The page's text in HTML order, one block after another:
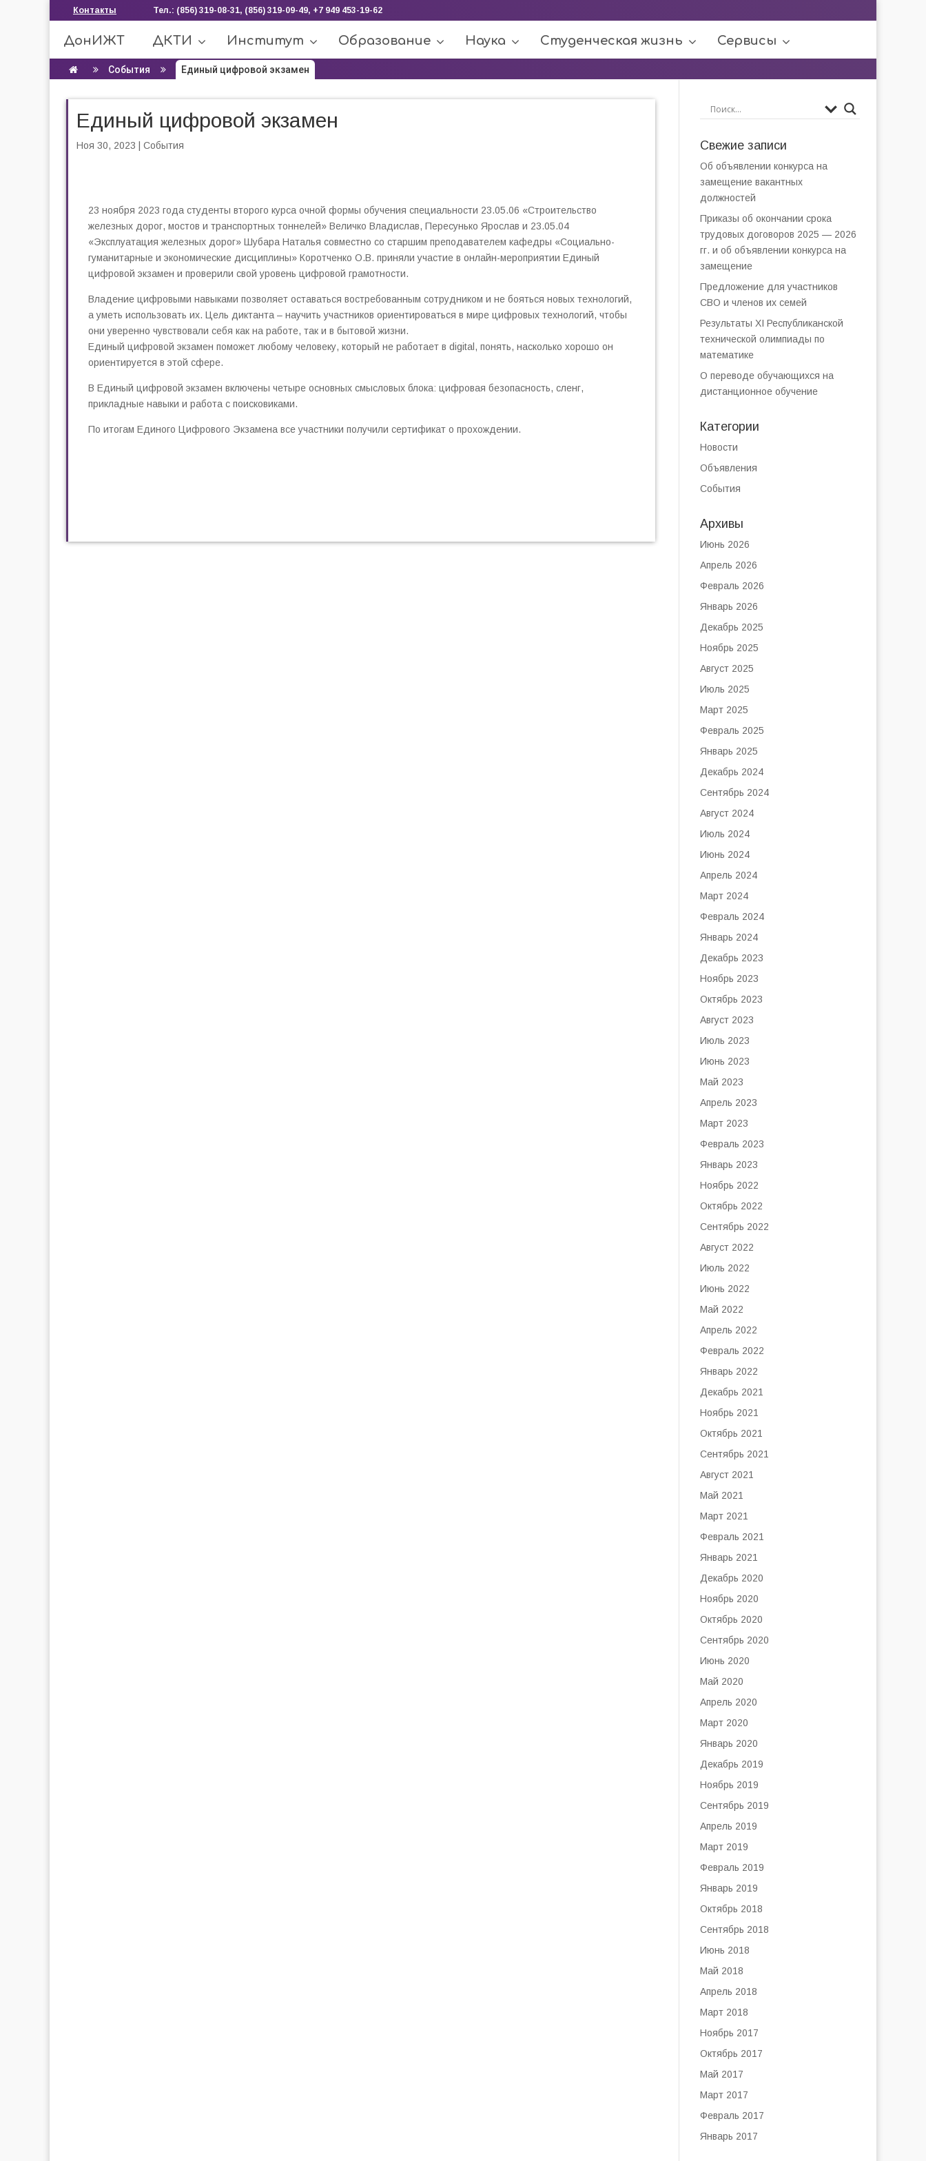
Контакты Тел.: (856) 319-08-31, (856) 319-09-49, +7 949 453-19-62
ДонИЖТ ДКТИ Институт Образование Наука Студенческая жизнь Сервисы
События Единый цифровой экзамен
Единый цифровой экзамен
Ноя 30, 2023 События
23 ноября 2023 года студенты второго курса очной формы обучения специальности 23.05.06 «Строительство
железных дорог, мостов и транспортных тоннелей» Величко Владислав, Пересунько Ярослав и 23.05.04
«Эксплуатация железных дорог» Шубара Наталья совместно со старшим преподавателем кафедры «Социально-
гуманитарные и экономические дисциплины» Коротченко О.В. приняли участие в онлайн-мероприятии Единый
цифровой экзамен и проверили свой уровень цифровой грамотности.
Владение цифровыми навыками позволяет оставаться востребованным сотрудником и не бояться новых технологий,
а уметь использовать их. Цель диктанта – научить участников ориентироваться в мире цифровых технологий, чтобы
они уверенно чувствовали себя как на работе, так и в бытовой жизни.
Единый цифровой экзамен поможет любому человеку, который не работает в digital, понять, насколько хорошо он
ориентируется в этой сфере.
В Единый цифровой экзамен включены четыре основных смысловых блока: цифровая безопасность, сленг,
прикладные навыки и работа с поисковиками.
По итогам Единого Цифрового Экзамена все участники получили сертификат о прохождении.
Свежие записи
Об объявлении конкурса на
замещение вакантных
должностей
Приказы об окончании срока
трудовых договоров 2025 — 2026
гг. и об объявлении конкурса на
замещение
Предложение для участников
СВО и членов их семей
Результаты XI Республиканской
технической олимпиады по
математике
О переводе обучающихся на
дистанционное обучение
Категории
Новости
Объявления
События
Архивы
Июнь 2026
Апрель 2026
Февраль 2026
Январь 2026
Декабрь 2025
Ноябрь 2025
Август 2025
Июль 2025
Март 2025
Февраль 2025
Январь 2025
Декабрь 2024
Сентябрь 2024
Август 2024
Июль 2024
Июнь 2024
Апрель 2024
Март 2024
Февраль 2024
Январь 2024
Декабрь 2023
Ноябрь 2023
Октябрь 2023
Август 2023
Июль 2023
Июнь 2023
Май 2023
Апрель 2023
Март 2023
Февраль 2023
Январь 2023
Ноябрь 2022
Октябрь 2022
Сентябрь 2022
Август 2022
Июль 2022
Июнь 2022
Май 2022
Апрель 2022
Февраль 2022
Январь 2022
Декабрь 2021
Ноябрь 2021
Октябрь 2021
Сентябрь 2021
Август 2021
Май 2021
Март 2021
Февраль 2021
Январь 2021
Декабрь 2020
Ноябрь 2020
Октябрь 2020
Сентябрь 2020
Июнь 2020
Май 2020
Апрель 2020
Март 2020
Январь 2020
Декабрь 2019
Ноябрь 2019
Сентябрь 2019
Апрель 2019
Март 2019
Февраль 2019
Январь 2019
Октябрь 2018
Сентябрь 2018
Июнь 2018
Май 2018
Апрель 2018
Март 2018
Ноябрь 2017
Октябрь 2017
Май 2017
Март 2017
Февраль 2017
Январь 2017